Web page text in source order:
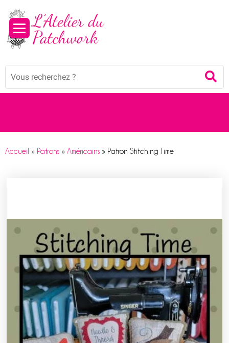
Mots
Accueil » Patrons » Américains » Patron Stitching Time
Panneau de gestion des cookies